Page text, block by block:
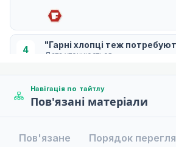
4 "Гарні хлопці теж
Дата уточнюється
«Інструментальний дует
Навігація по тайтлу
Пов'язані матеріали
Пов'язане Порядок